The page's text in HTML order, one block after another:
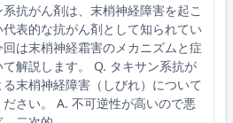
系抗がん剤は、末梢神経障害を起こ
代表的な抗がん剤として知られてい
回は末梢神経霜害のメカニズムと症
て解説します。 Q. タキサン系抗が
る末梢神経障害（しびれ）について
さい。 A. 不可逆性が高いので悪